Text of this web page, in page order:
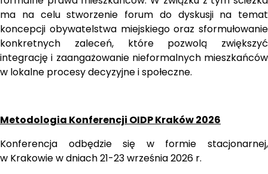
ma na celu stworzenie forum do dyskusji na temat
koncepcji obywatelstwa miejskiego oraz sformułowanie
konkretnych zaleceń, które pozwolą zwiększyć
integrację i zaangażowanie nieformalnych mieszkańców
w lokalne procesy decyzyjne i społeczne.
Metodologia Konferencji OIDP Kraków 2026
Konferencja odbędzie się w formie stacjonarnej,
w Krakowie w dniach 21-23 września 2026 r.